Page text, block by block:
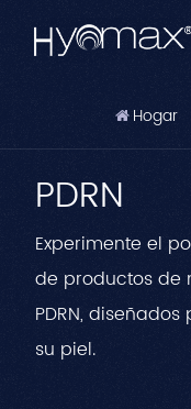
Hogar
PDRN
Experimente el
de productos de
PDRN,
su piel.